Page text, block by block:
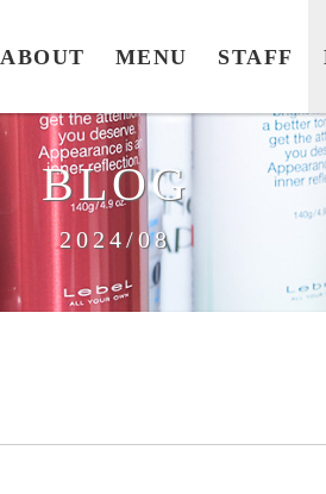
ABOUT MENU STAFF
BLOG
2024/08